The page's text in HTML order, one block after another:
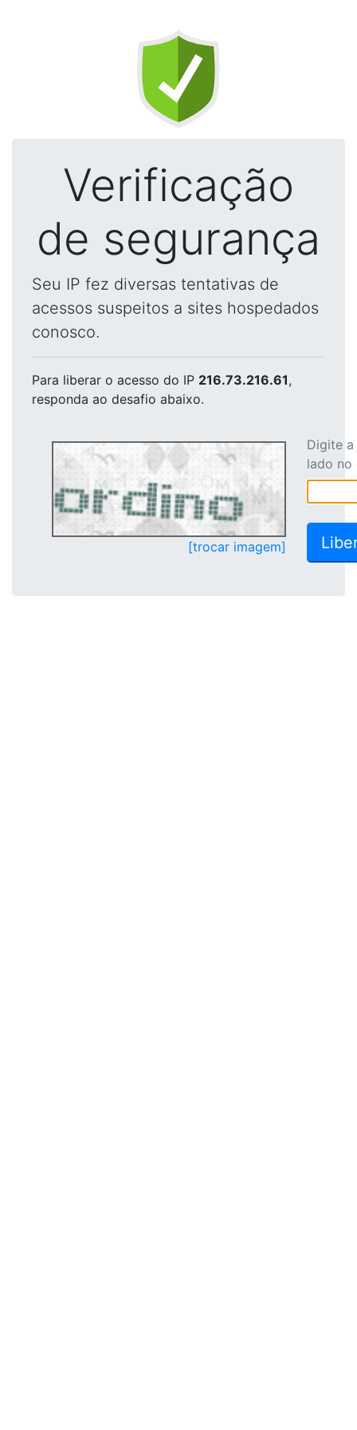
Verificação
de segurança
Seu IP fez diversas tentativas de
acessos suspeitos a sites hospedados
conosco.
Para liberar o acesso do IP 216.73.216.61,
responda ao desafio abaixo.
[trocar imagem]
Digite
lado no